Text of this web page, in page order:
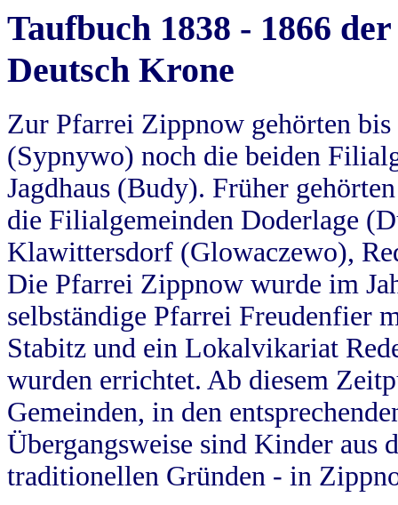
Taufbuch 1838 - 1866
Deutsch Krone
Zur Pfarrei Zippnow gehörten
(Sypnywo) noch die beiden
Jagdhaus (Budy). Früher
die Filialgemeinden Doderlage
Klawittersdorf (Glowaczewo),
Die Pfarrei Zippnow wurde im
selbständige Pfarrei Freudenfier
Stabitz und ein Lokalvikariat
wurden errichtet. Ab diesem
Gemeinden, in den
Übergangsweise sind Kinder aus
traditionellen Gründen - in